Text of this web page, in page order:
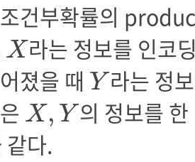
건부확률의
X
X 라는 정보를 인코
졌을 때 Y
Y라는 정
X, Y
X,Y 의 정보를
다.